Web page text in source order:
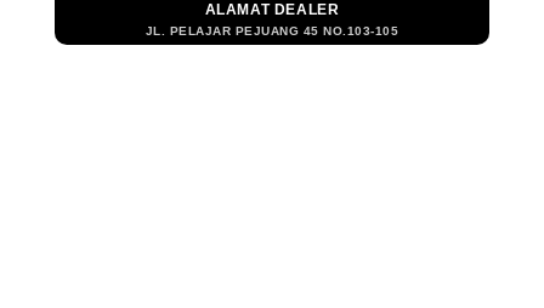
ALAMAT DEALER
JL. PELAJAR PEJUANG 45 NO.103-105